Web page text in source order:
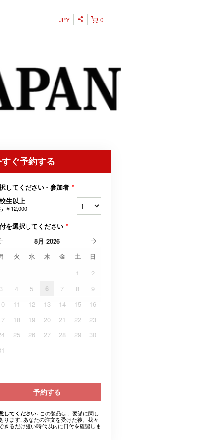
0
JPY
ぐ予約する
してください - 参加者 *
生以上
￥12,000
を選択してください *
8月 2026
月 火 水 木 金 土 日
1
2
3
4 5 6 7 8
9
11 12 13 14 15
16
18 19 20 21 22
23
25 26 27 28 29
30
予約する
してください: この製品は、要請に関し
ります. あなたの注文を受けた後、我々
きるだけ短い時代以内に日付を確認しま